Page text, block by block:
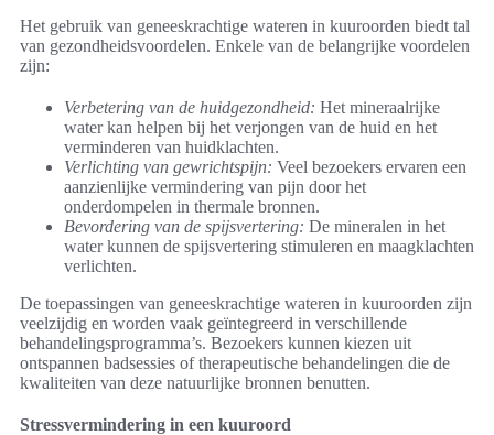
Het gebruik van geneeskrachtige wateren in kuuroorden biedt tal
van gezondheidsvoordelen. Enkele van de belangrijke voordelen
zijn:
Verbetering van de huidgezondheid: Het mineraalrijke
water kan helpen bij het verjongen van de huid en het
verminderen van huidklachten.
Verlichting van gewrichtspijn: Veel bezoekers ervaren een
aanzienlijke vermindering van pijn door het
onderdompelen in thermale bronnen.
Bevordering van de spijsvertering: De mineralen in het
water kunnen de spijsvertering stimuleren en maagklachten
verlichten.
De toepassingen van geneeskrachtige wateren in kuuroorden zijn
veelzijdig en worden vaak geïntegreerd in verschillende
behandelingsprogramma’s. Bezoekers kunnen kiezen uit
ontspannen badsessies of therapeutische behandelingen die de
kwaliteiten van deze natuurlijke bronnen benutten.
Stressvermindering in een kuuroord